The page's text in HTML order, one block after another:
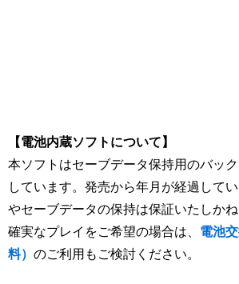
【電池内蔵ソフトについて】
本ソフトはセーブデータ保持用のバッ
しています。発売から年月が経過して
やセーブデータの保持は保証いたしかね
確実なプレイをご希望の場合は、 電池
料） のご利用もご検討ください。